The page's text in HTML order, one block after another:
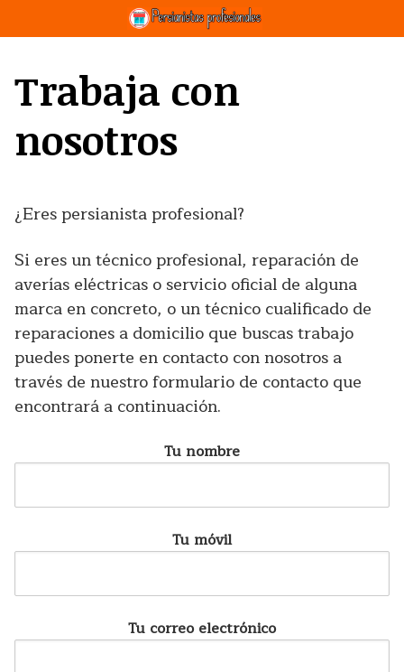
al
Trabaja con
nosotros
¿Eres persianista profesional?
Si eres un técnico profesional, reparación de
averías eléctricas o servicio oficial de alguna
marca en concreto, o un técnico cualificado de
reparaciones a domicilio que buscas trabajo
puedes ponerte en contacto con nosotros a
través de nuestro formulario de contacto que
encontrará a continuación.
Tu nombre
Tu móvil
Tu correo electrónico